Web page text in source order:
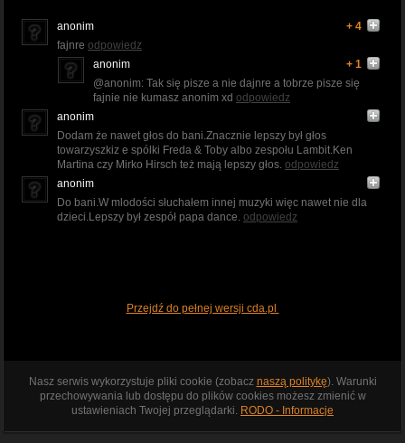
anonim
+ 4
fajnre odpowiedz
anonim
+ 1
@anonim: Tak się pisze a nie dajnre a tobrze pisze się
fajnie nie kumasz anonim xd odpowiedz
anonim
Dodam że nawet głos do bani.Znacznie lepszy był głos
towarzyszkiz e spólki Freda & Toby albo zespołu Lambit.Ken
Martina czy Mirko Hirsch też mają lepszy głos. odpowiedz
anonim
Do bani.W mlodości słuchałem innej muzyki więc nawet nie dla
dzieci.Lepszy był zespół papa dance. odpowiedz
Przejdź do pełnej wersji cda.pl
Nasz serwis wykorzystuje pliki cookie (zobacz naszą politykę). Warunki
przechowywania lub dostępu do plików cookies możesz zmienić w
ustawieniach Twojej przeglądarki. RODO - Informacje